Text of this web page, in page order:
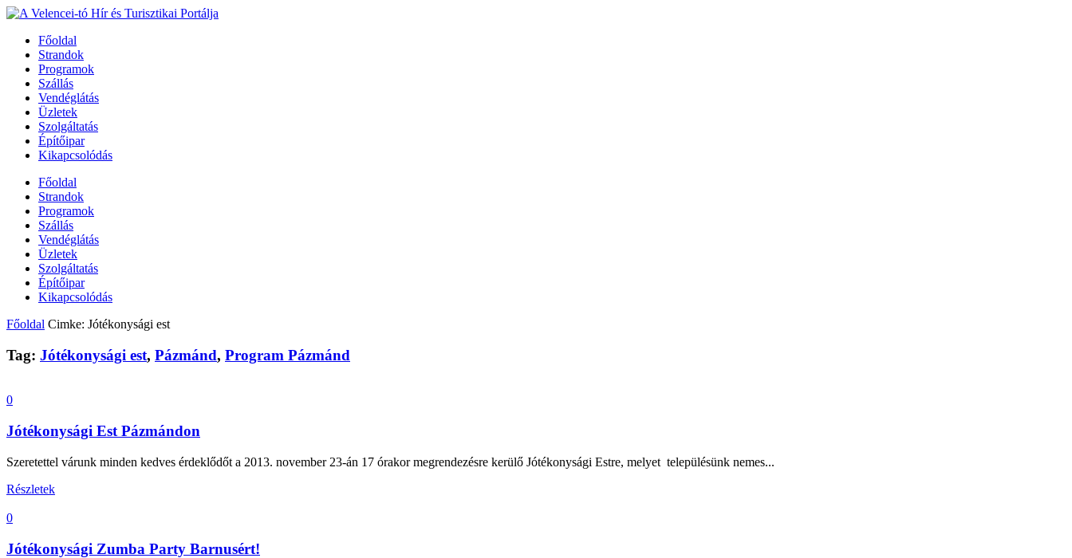
Főoldal
Strandok
Programok
Szállás
Vendéglátás
Üzletek
Szolgáltatás
Építőipar
Kikapcsolódás
Főoldal
Strandok
Programok
Szállás
Vendéglátás
Üzletek
Szolgáltatás
Építőipar
Kikapcsolódás
Főoldal Cimke: Jótékonysági est
Tag: Jótékonysági est, Pázmánd, Program Pázmánd
0
Jótékonysági Est Pázmándon
Szeretettel várunk minden kedves érdeklődőt a 2013. november 23-án 17 órakor megrendezésre kerülő Jótékonysági Estre, melyet településünk nemes...
Részletek
0
Jótékonysági Zumba Party Barnusért!